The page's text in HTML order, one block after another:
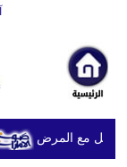
مع المرض